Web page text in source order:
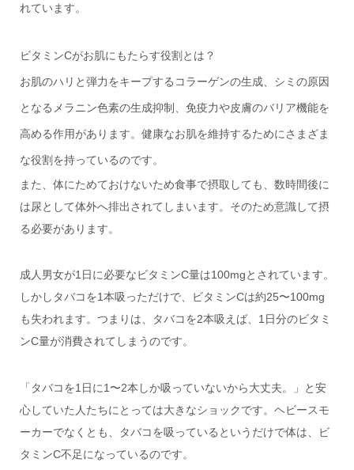
れています。
ビタミンCがお肌にもたらす役割とは？
お肌のハリと弾力をキープするコラーゲンの生成、シミの原因
となるメラニン色素の生成抑制、免疫力や皮膚のバリア機能を
高める作用があります。健康なお肌を維持するためにさまざま
な役割を持っているのです。
また、体にためておけないため食事で摂取しても、数時間後に
は尿として体外へ排出されてしまいます。そのため意識して摂
る必要があります。
成人男女が1日に必要なビタミンC量は100mgとされています。
しかしタバコを1本吸っただけで、ビタミンCは約25〜100mg
も失われます。つまりは、タバコを2本吸えば、1日分のビタミ
ンC量が消費されてしまうのです。
「タバコを1日に1〜2本しか吸っていないから大丈夫。」と安
心していた人たちにとっては大きなショックです。ヘビースモ
ーカーでなくとも、タバコを吸っているというだけで体は、ビ
タミンC不足になっているのです。